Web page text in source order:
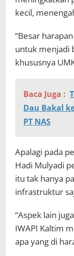
kecil,
“Besar
untuk menjadi
khususnya
Baca Juga :
Dau Bakal
PT NAS
Apalagi pada
Hadi Mulyadi
itu tak hanya
infrastruktur
“Aspek lain
IWAPI Kaltim
apa yang di